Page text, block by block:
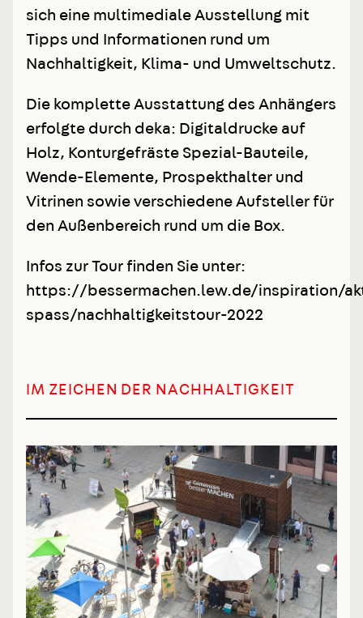
sich eine multimediale Ausstellung mit
Tipps und Informationen rund um
Nachhaltigkeit, Klima- und Umweltschutz.
Die komplette Ausstattung des Anhängers
erfolgte durch deka: Digitaldrucke auf
Holz, Konturgefräste Spezial-Bauteile,
Wende-Elemente, Prospekthalter und
Vitrinen sowie verschiedene Aufsteller für
den Außenbereich rund um die Box.
Infos zur Tour finden Sie unter:
https://bessermachen.lew.de/inspiration/
spass/nachhaltigkeitstour-2022
IM ZEICHEN DER NACHHALTIGKEIT